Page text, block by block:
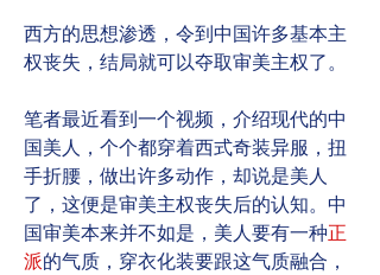
西方的思想渗透，令到中国许多基本主
权丧失，结局就可以夺取审美主权了。
笔者最近看到一个视频，介绍现代的中
国美人，个个都穿着西式奇装异服，扭
手折腰，做出许多动作，却说是美人
了，这便是审美主权丧失后的认知。中
国审美本来并不如是，美人要有一种正
派的气质，穿衣化装要跟这气质融合，